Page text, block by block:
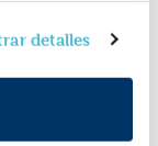
Para más
y la
detalles